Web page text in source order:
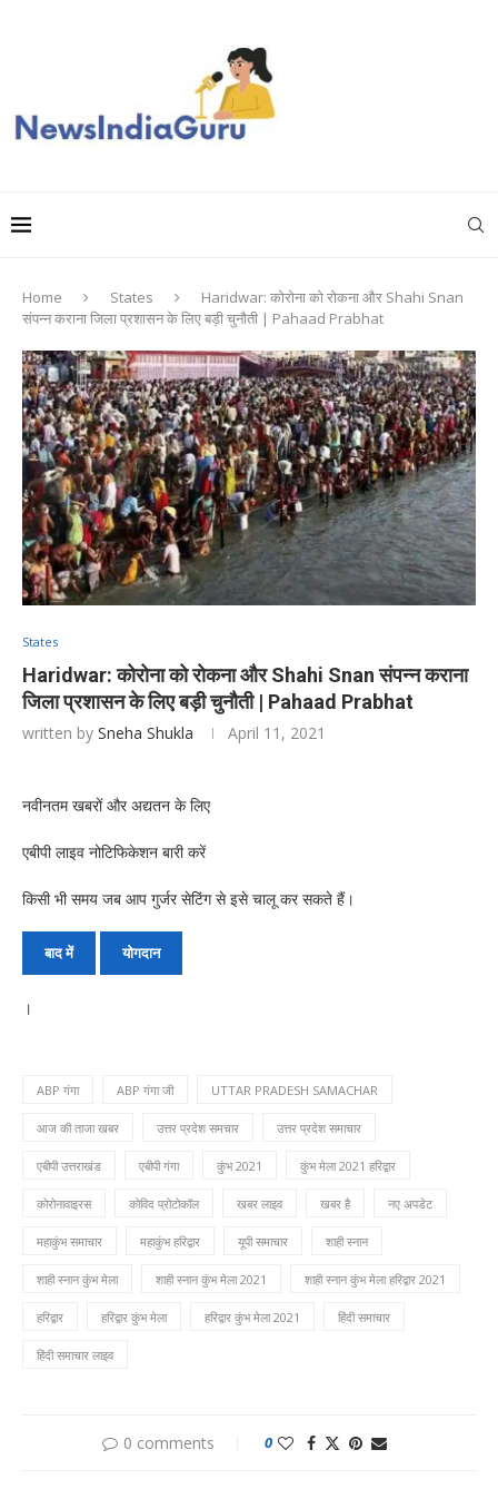
Home States
Haridwar: कोरोना को रोकना और Shahi Snan
संपन्न कराना जिला प्रशासन के लिए बड़ी चुनौती | Pahaad Prabhat
States
Haridwar: कोरोना को रोकना और Shahi Snan संपन्न कराना
जिला प्रशासन के लिए बड़ी चुनौती | Pahaad Prabhat
written by Sneha Shukla April 11, 2021
नवीनतम खबरों और अद्यतन के लिए
एबीपी लाइव नोटिफिकेशन बारी करें
किसी भी समय जब आप गुर्जर सेटिंग से इसे चालू कर सकते हैं।
बाद में योगदान
।
ABP गंगा ABP गंगा जी UTTAR PRADESH SAMACHAR
आज की ताजा खबर उत्तर प्रदेश समचार उत्तर प्रदेश समाचार
एबीपी उत्तराखंड एबीपी गंगा कुंभ 2021 कुंभ मेला 2021 हरिद्वार
कोरोनावाइरस कोविद प्रोटोकॉल खबर लाइव खबर है नए अपडेट
महाकुंभ समाचार महाकुंभ हरिद्वार यूपी समाचार शाही स्नान
शाही स्नान कुंभ मेला शाही स्नान कुंभ मेला 2021 शाही स्नान कुंभ मेला हरिद्वार 2021
हरिद्वार हरिद्वार कुंभ मेला हरिद्वार कुंभ मेला 2021 हिंदी समाचार
हिंदी समाचार लाइव
0 comments 0